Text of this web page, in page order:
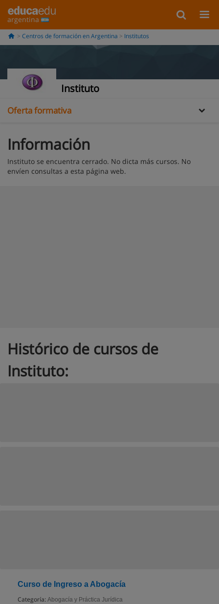
argentina
Centros de formación en Argentina Institutos
Instituto
Información
Oferta formativa
Información
Instituto se encuentra cerrado. No dicta más cursos. No
envíen consultas a esta página web.
Histórico de cursos de
Instituto:
Curso de Ingreso a Abogacía
Categoría: Abogacía y Práctica Jurídica